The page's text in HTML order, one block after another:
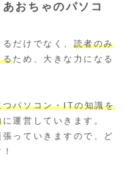
あおちゃのパソコ
だけでなく、 読者のみ
るため、大きな力になる
つパソコン・ITの知識を
に運営していきます。
っていきますので、ど